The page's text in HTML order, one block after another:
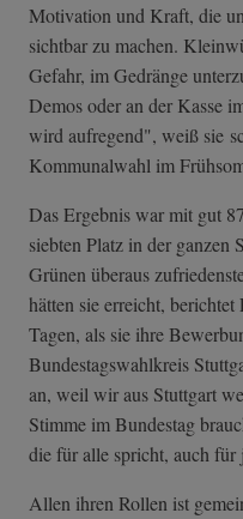
Motivation und Kraft, die
sichtbar zu machen.
Gefahr, im Gedränge
Demos oder an der Kasse
wird aufregend", weiß sie
Kommunalwahl im
Das Ergebnis war mit gut
siebten Platz in der ganzen
Grünen überaus
hätten sie erreicht,
Tagen, als sie ihre
Bundestagswahlkreis
an, weil wir aus Stuttgart
Stimme im Bundestag
die für alle spricht, auch
Allen ihren Rollen ist